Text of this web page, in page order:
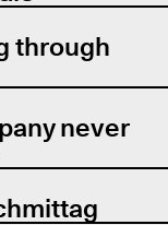
through
never